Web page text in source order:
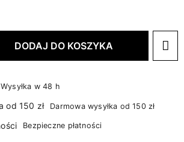
DODAJ DO KOSZYKA
Wysyłka w 48 h
Darmowa wysyłka od 150 zł
Bezpieczne płatności